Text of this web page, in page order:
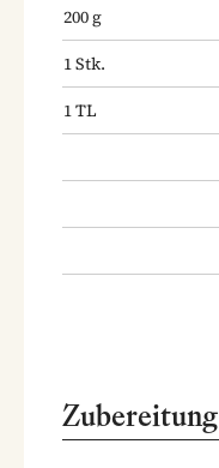
200g
1Stk.
1TL
Zubereitung